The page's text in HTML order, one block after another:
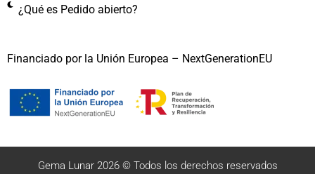
¿Qué es Pedido abierto?
Financiado por la Unión Europea – NextGenerationEU
Gema Lunar 2026 © Todos los derechos reservados